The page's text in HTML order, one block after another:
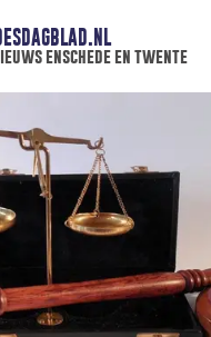
enschede en twente